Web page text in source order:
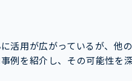
活用が広がっているが、他
例を紹介し、その可能性を